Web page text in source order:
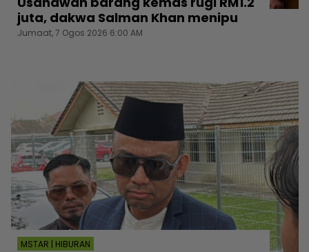
juta, dakwa Salman Khan menipu
Jumaat, 7 Ogos 2026 6:00 AM
MSTAR | HIBURAN